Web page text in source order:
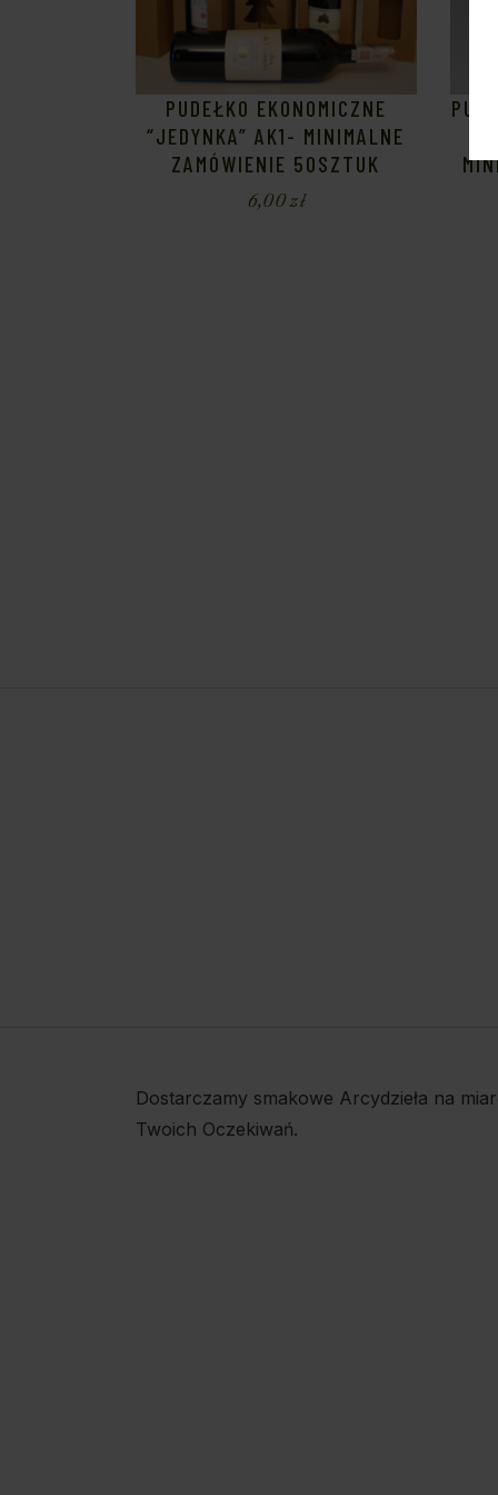
PUDEŁKO EKONOMICZNE
“JEDYNKA” AK1- MINIMALNE
ZAMÓWIENIE 50SZTUK
6,00zł
Dostarczamy smakowe Arcydzieła na
Twoich Oczekiwań.